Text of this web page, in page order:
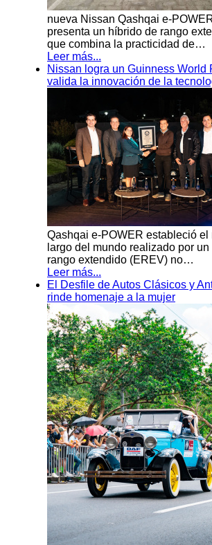
nueva Nissan Qashqai e-
presenta un híbrido de rango
que combina la practicidad de…
Leer más...
Nissan logra un Guinness
valida la innovación de la
Qashqai e-POWER estableció el
largo del mundo realizado por
rango extendido (EREV) no…
Leer más...
El Desfile de Autos Clásicos y
rinde homenaje a la mujer